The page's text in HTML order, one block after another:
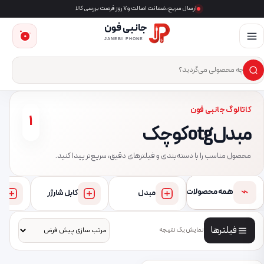
ارسال سریع، ضمانت اصالت و ۷ روز فرصت بررسی کالا
جانبی فون
JANEBI PHONE
جست‌وجوی محصول
×
0
کاتالوگ جانبی فون
مبدل otg کوچک
محصول مناسب را با دسته‌بندی و فیلترهای دقیق، سریع‌تر پیدا کنید.
1
⌁ همه محصولات مبدل کابل شارژر
فیلترها نمایش یک نتیجه